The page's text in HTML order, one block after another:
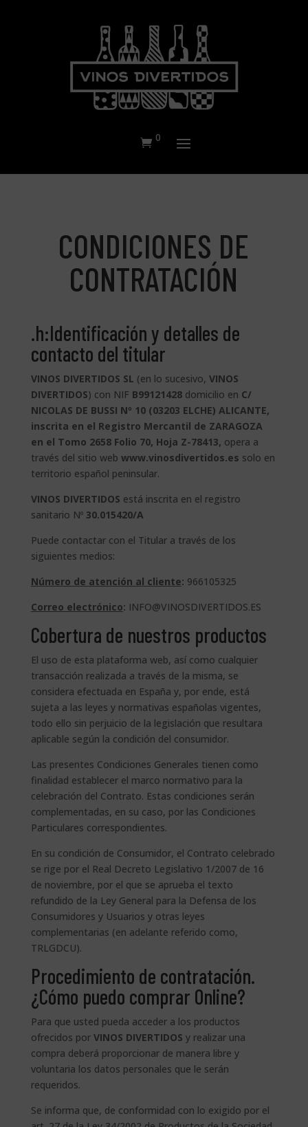
0
CONDICIONES DE
CONTRATACIÓN
.h:Identificación y detalles de
contacto del titular
VINOS DIVERTIDOS SL (en lo sucesivo, VINOS
DIVERTIDOS) con NIF B99121428 domicilio en C/
NICOLAS DE BUSSI Nº 10 (03203 ELCHE) ALICANTE,
inscrita en el Registro Mercantil de ZARAGOZA
en el Tomo 2658 Folio 70, Hoja Z-78413, opera a
través del sitio web www.vinosdivertidos.es solo en
territorio español peninsular.
VINOS DIVERTIDOS está inscrita en el registro
sanitario Nº 30.015420/A
Puede contactar con el Titular a través de los
siguientes medios:
Número de atención al cliente: 966105325
Correo electrónico: INFO@VINOSDIVERTIDOS.ES
Cobertura de nuestros productos
El uso de esta plataforma web, así como cualquier
transacción realizada a través de la misma, se
considera efectuada en España y, por ende, está
sujeta a las leyes y normativas españolas vigentes,
todo ello sin perjuicio de la legislación que resultara
aplicable según la condición del consumidor.
Las presentes Condiciones Generales tienen como
finalidad establecer el marco normativo para la
celebración del Contrato. Estas condiciones serán
complementadas, en su caso, por las Condiciones
Particulares correspondientes.
En su condición de Consumidor, el Contrato celebrado
se rige por el Real Decreto Legislativo 1/2007 de 16
de noviembre, por el que se aprueba el texto
refundido de la Ley General para la Defensa de los
Consumidores y Usuarios y otras leyes
complementarias (en adelante referido como,
TRLGDCU).
Procedimiento de contratación.
¿Cómo puedo comprar Online?
Para que usted pueda acceder a los productos
ofrecidos por VINOS DIVERTIDOS y realizar una
compra deberá proporcionar de manera libre y
voluntaria los datos personales que le serán
requeridos.
Se informa que, de conformidad con lo exigido por el